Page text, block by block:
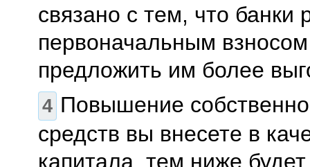
связано с тем, что
первоначальным
предложить им более
Повышение
средств вы внесете в
капитала, тем ниже